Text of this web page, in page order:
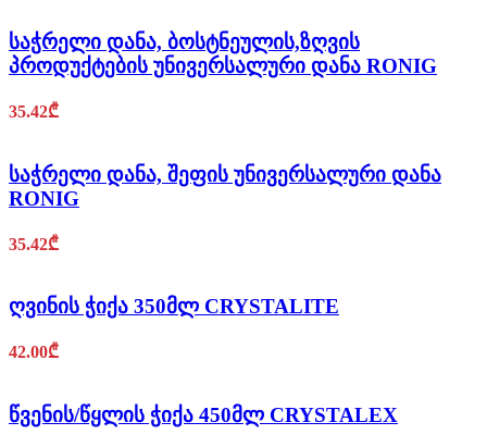
საჭრელი დანა, ბოსტნეულის,ზღვის
პროდუქტების უნივერსალური დანა RONIG
35.42₾
საჭრელი დანა, შეფის უნივერსალური დანა
RONIG
35.42₾
ღვინის ჭიქა 350მლ CRYSTALITE
42.00₾
წვენის/წყლის ჭიქა 450მლ CRYSTALEX